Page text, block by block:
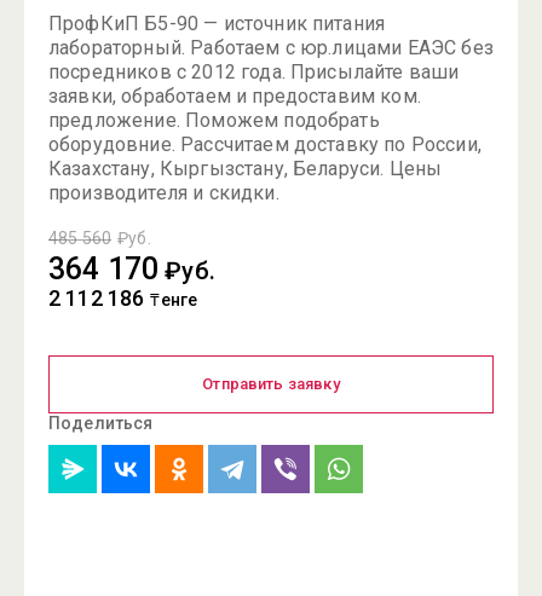
ПрофКиП Б5-90 — источник питания
лабораторный. Работаем с юр.лицами ЕАЭС без
посредников с 2012 года. Присылайте ваши
заявки, обработаем и предоставим ком.
предложение. Поможем подобрать
оборудовние. Рассчитаем доставку по России,
Казахстану, Кыргызстану, Беларуси. Цены
производителя и скидки.
485 560 ₽уб.
364 170 ₽уб.
2 112 186 ₸енге
Отправить заявку
Поделиться